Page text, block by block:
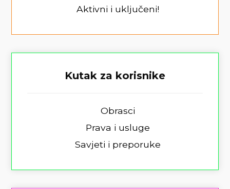
Aktivni i uključeni!
Kutak za korisnike
Obrasci
Prava i usluge
Savjeti i preporuke